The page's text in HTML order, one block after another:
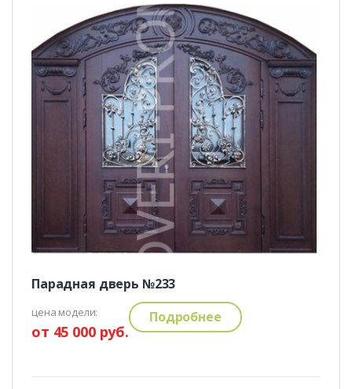
Парадная дверь №233
цена модели:
от 45 000 руб.
Подробнее